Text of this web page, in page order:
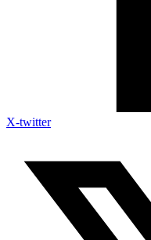
X-twitter